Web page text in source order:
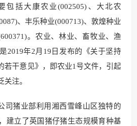
包括大康农业(002505)、大北农
、丰乐种业(000713)、敦煌种业
。农业、林业、畜牧业、渔
2019年2月19日发布的《关于坚持
若干意见》，即农业1号文件，引起
关注。
司猪业部利用湘西雪峰山区独特的
建立了英国猪仔猪生态规模育种基